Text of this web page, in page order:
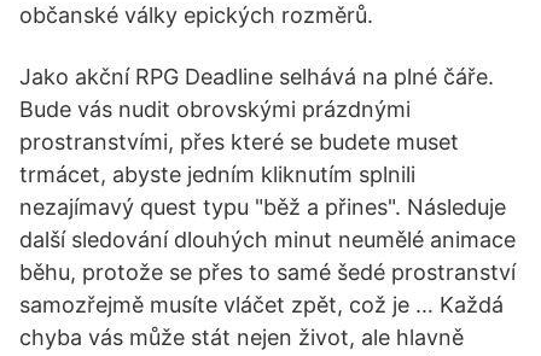
občanské války epických rozměrů.
Jako akční RPG Deadline selhává na plné čáře.
Bude vás nudit obrovskými prázdnými
prostranstvími, přes které se budete muset
trmácet, abyste jedním kliknutím splnili
nezajímavý quest typu "běž a přines". Následuje
další sledování dlouhých minut neumělé animace
běhu, protože se přes to samé šedé prostranství
samozřejmě musíte vláčet zpět, což je … Každá
chyba vás může stát nejen život, ale hlavně